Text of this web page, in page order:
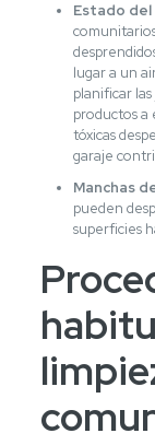
Estado del
lugar a un
planificar
productos a
tóxicas
garaje
Manchas
pueden
superficies